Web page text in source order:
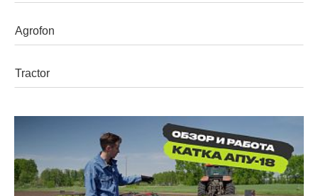
Mehrzweckgeräte